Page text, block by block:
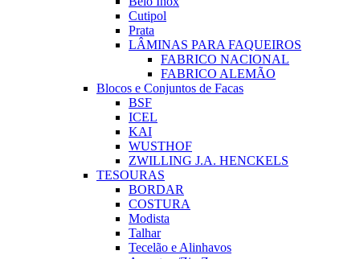
Cutipol
Prata
LÂMINAS PARA FAQUEIROS
FABRICO NACIONAL
FABRICO ALEMÃO
Blocos e Conjuntos de Facas
BSF
ICEL
KAI
WUSTHOF
ZWILLING J.A. HENCKELS
TESOURAS
BORDAR
COSTURA
Modista
Talhar
Tecelão e Alinhavos